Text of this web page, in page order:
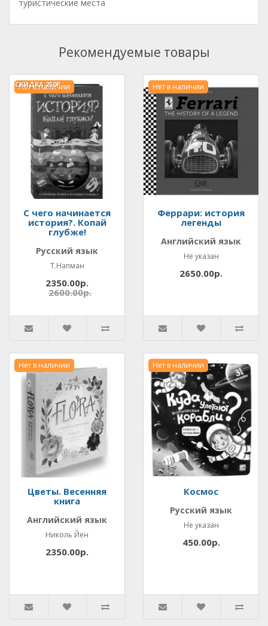
туристические места
Рекомендуемые товары
Нет в наличии
С чего начинается
история?. Копай
глубже!
Русский язык
Т.Напман
СКИДКА250Р.
2350.00р.
2600.00р.
Нет в наличии
Феррари: история
легенды
Английский язык
Не указан
2650.00р.
Нет в наличии
Цветы. Весенняя
книга
Английский язык
Николь Йен
2350.00р.
Нет в наличии
Космос
Русский язык
Не указан
450.00р.